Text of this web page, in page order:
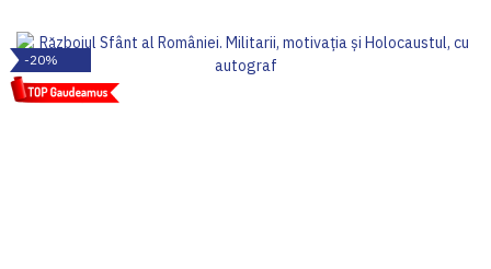
-20%